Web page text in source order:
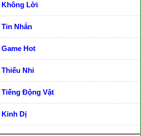
Không Lời
Nhắn
Hot
Nhi
Động Vật
Kinh Dị